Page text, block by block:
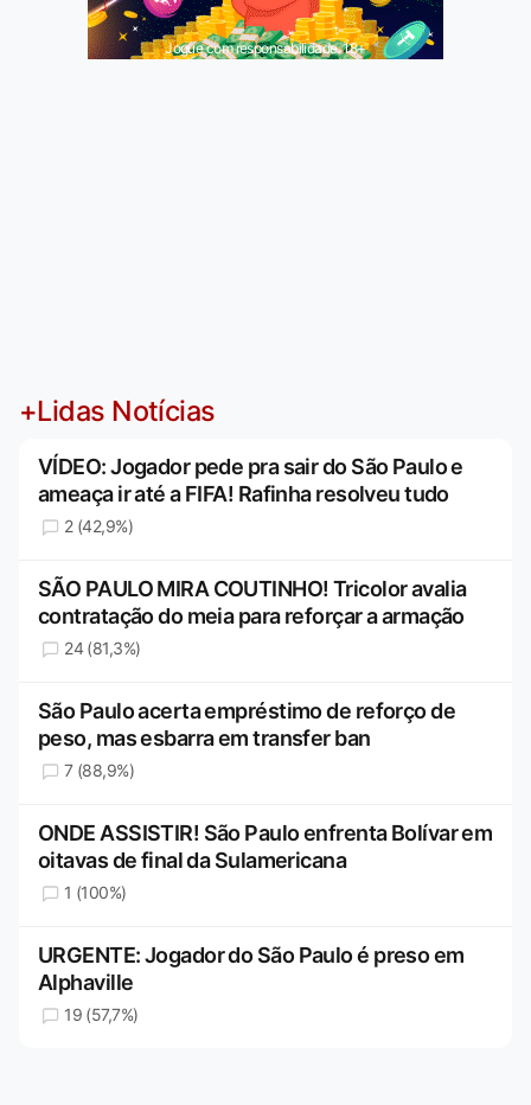
Jogue com responsabilidade. 18+
+Lidas Notícias
VÍDEO: Jogador pede pra sair do São Paulo e
ameaça ir até a FIFA! Rafinha resolveu tudo
2 (42,9%)
SÃO PAULO MIRA COUTINHO! Tricolor avalia
contratação do meia para reforçar a armação
24 (81,3%)
São Paulo acerta empréstimo de reforço de
peso, mas esbarra em transfer ban
7 (88,9%)
ONDE ASSISTIR! São Paulo enfrenta Bolívar em
oitavas de final da Sulamericana
1 (100%)
URGENTE: Jogador do São Paulo é preso em
Alphaville
19 (57,7%)